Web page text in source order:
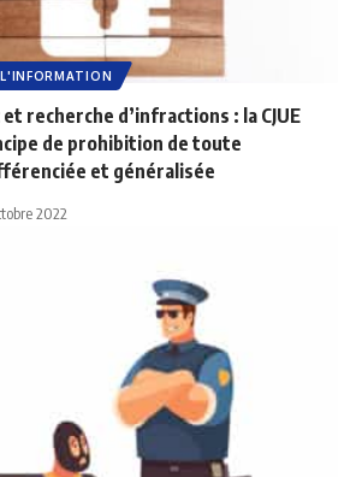
recherche d’infractions : la CJUE
de prohibition de toute
et généralisée
2022